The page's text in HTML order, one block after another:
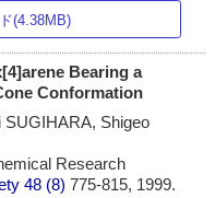
(4.38MB)
Bearing a
Conformation
SUGIHARA, Shigeo
Research
48 (8)775-815, 1999.